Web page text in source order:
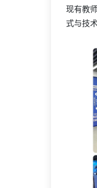
现有教
式与技